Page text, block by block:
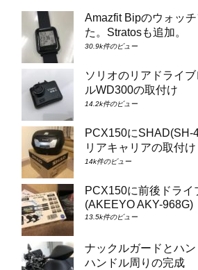
Amazfit Bipのウォッ
た。Stratosも追加。
30.9k件のビュー
ソリオのリアドライ
ルWD300の取付け
14.2k件のビュー
PCX150にSHAD(SH-
リアキャリアの取付け
14k件のビュー
PCX150に前後ドライ
(AKEEYO AKY-968G)
13.5k件のビュー
ナックルガードとハ
ハンドル周りの完成